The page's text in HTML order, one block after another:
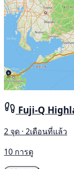
Fuji-Q
2 จุด · 2เดือนที่แล้ว
10 การดู